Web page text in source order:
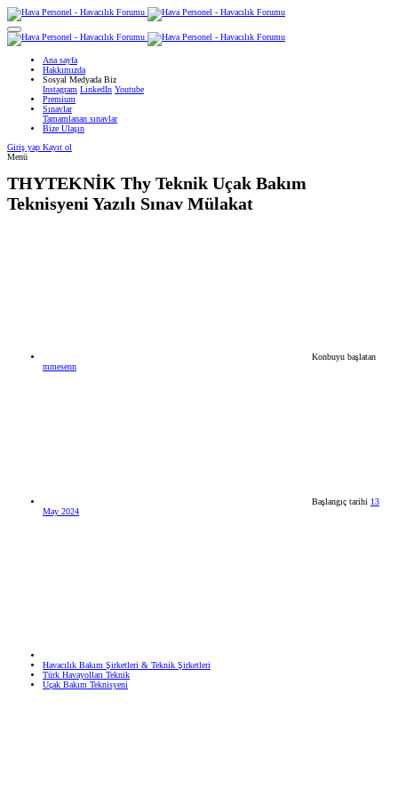
Ana sayfa
Hakkımızda
Sosyal Medyada Biz
Instagram LinkedIn Youtube
Premium
Sınavlar
Tamamlanan sınavlar
Bize Ulaşın
Giriş yap Kayıt ol
Menü
THYTEKNİK Thy Teknik Uçak Bakım
Teknisyeni Yazılı Sınav Mülakat
Konbuyu başlatan
mmesenn
Başlangıç tarihi 13
May 2024
Havacılık Bakım Şirketleri & Teknik Şirketleri
Türk Havayolları Teknik
Uçak Bakım Teknisyeni